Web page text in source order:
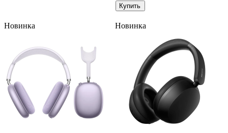
Купить
Новинка Новинка